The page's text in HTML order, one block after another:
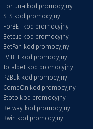
Fortuna kod promocyjny
STS kod promocyjny
ForBET kod promocyjny
Betclic kod promocyjny
BetFan kod promocyjny
LV BET kod promocyjny
Totalbet kod promocyjny
PZBuk kod promocyjny
ComeOn kod promocyjny
Etoto kod promocyjny
Betway kod promocyjny
Bwin kod promocyjny